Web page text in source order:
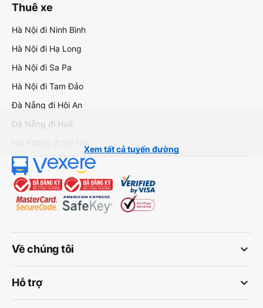
Thuê xe
Hà Nội đi Ninh Bình
Hà Nội đi Hạ Long
Hà Nội đi Sa Pa
Hà Nội đi Tam Đảo
Đà Nẵng đi Hội An
Đà Nẵng đi Huế
Xem tất cả tuyến đường
keyboard_arrow_down
Về chúng tôi
keyboard_arrow_down
Hỗ trợ